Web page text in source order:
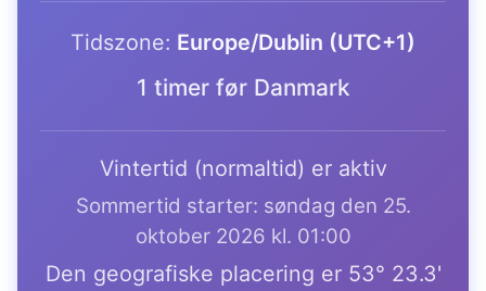
Tidszone: Europe/Dublin (UTC+1)
1 timer før Danmark
Vintertid (normaltid) er aktiv
Sommertid starter: søndag den 25.
oktober 2026 kl. 01:00
Den geografiske placering er 53° 23.3'